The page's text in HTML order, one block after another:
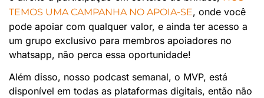
TEMOS UMA CAMPANHA NO APOIA-SE, onde você
pode apoiar com qualquer valor, e ainda ter acesso a
um grupo exclusivo para membros apoiadores no
whatsapp, não perca essa oportunidade!
Além disso, nosso podcast semanal, o MVP, está
disponível em todas as plataformas digitais, então não